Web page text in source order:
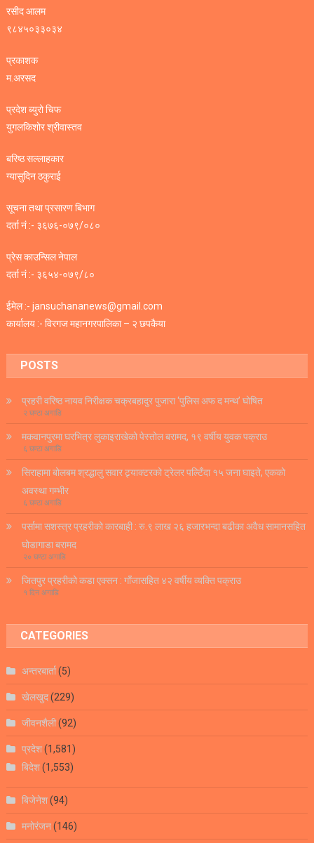
रसीद आलम
९८४५०३३०३४
प्रकाशक
म.अरसद
प्रदेश ब्युरो चिफ
युगलकिशोर श्रीवास्तव
बरिष्ठ सल्लाहकार
ग्यासुदिन ठकुराई
सूचना तथा प्रसारण बिभाग
दर्ता नं :- ३६७६-०७९/०८०
प्रेस काउन्सिल नेपाल
दर्ता नं :- ३६५४-०७९/८०
ईमेल :- jansuchananews@gmail.com
कार्यालय :- विरगज महानगरपालिका – २ छपकैया
POSTS
प्रहरी वरिष्ठ नायव निरीक्षक चक्रबहादुर पुजारा ‘पुलिस अफ द मन्थ’ घोषित
२ घण्टा अगाडि
मकवानपुरमा घरभित्र लुकाइराखेको पेस्तोल बरामद, १९ वर्षीय युवक पक्राउ
६ घण्टा अगाडि
सिराहामा बोलबम श्रद्धालु सवार ट्र्याक्टरको ट्रेलर पल्टिँदा १५ जना घाइते, एकको
अवस्था गम्भीर
६ घण्टा अगाडि
पर्सामा सशस्त्र प्रहरीको कारबाही : रु.९ लाख २६ हजारभन्दा बढीका अवैध सामानसहित
घोडागाडा बरामद
२० घण्टा अगाडि
जितपुर प्रहरीको कडा एक्सन : गाँजासहित ४२ वर्षीय व्यक्ति पक्राउ
१ दिन अगाडि
CATEGORIES
अन्तरबार्ता(5)
खेलखुद(229)
जीवनशैली(92)
प्रदेश(1,581)
बिदेश(1,553)
बिजेनेश(94)
मनोरंजन(146)